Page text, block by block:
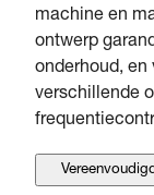
machine en
ontwerp
onderhoud, en
verschillende